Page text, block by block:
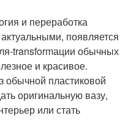
и переработка
появляется
transformации обычных
и красивое.
обычной пластиковой
оригинальную вазу,
или стать